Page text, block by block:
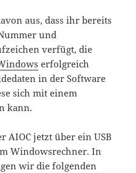
aus, dass ihr bereits
und
verfügt, die
erfolgreich
in der Software
sich mit einem
kann.
AIOC jetzt über ein USB
Windowsrechner. In
wir die folgenden